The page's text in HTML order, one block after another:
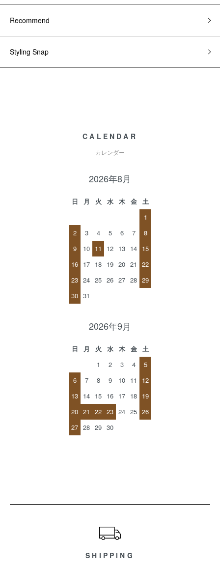
Recommend
Styling Snap
CALENDAR
カレンダー
2026年8月
日 月 火 水 木 金
土
1
2
3 4 5 6 7
8
9
10 11 12 13 14 15
16 17 18 19 20 21
22
23 24 25 26 27 28 29
30 31
2026年9月
日 月 火 水 木 金
土
1
2 3 4
5
6
7 8 9 10 11
12
13 14 15 16 17 18 19
20 21 22 23 24 25 26
27 28 29 30
SHIPPING